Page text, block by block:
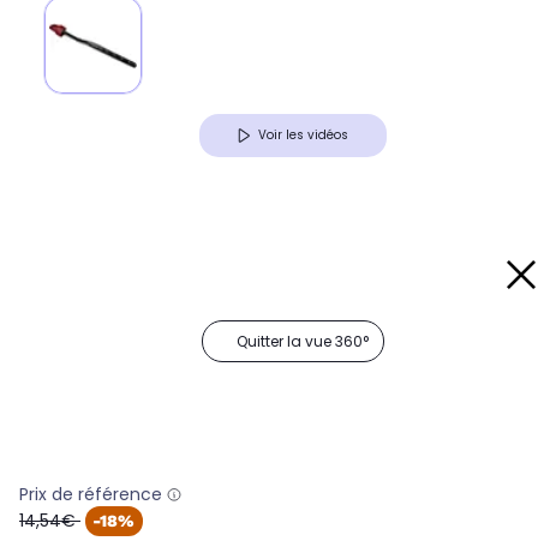
Voir les vidéos
Quitter la vue 360°
Prix de référence
oldPrice
14,54€ -18%